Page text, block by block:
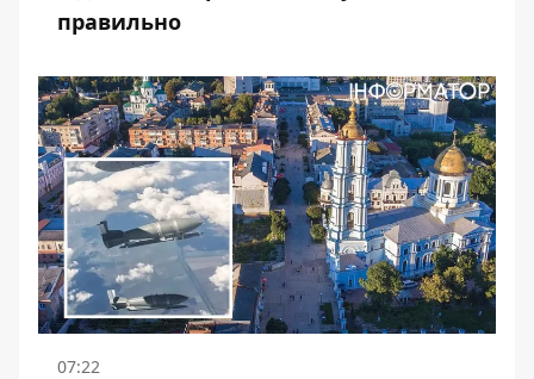
правильно
07:22